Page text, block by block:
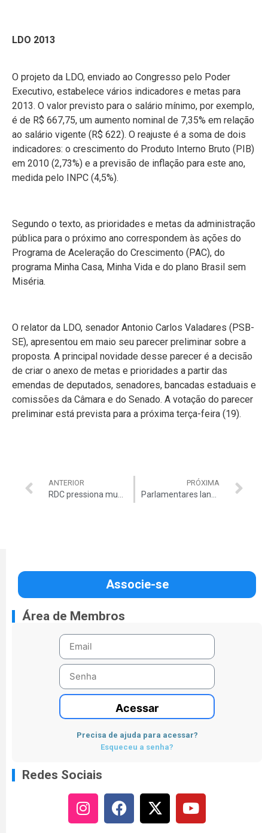
LDO 2013
O projeto da LDO, enviado ao Congresso pelo Poder
Executivo, estabelece vários indicadores e metas para
2013. O valor previsto para o salário mínimo, por exemplo,
é de R$ 667,75, um aumento nominal de 7,35% em relação
ao salário vigente (R$ 622). O reajuste é a soma de dois
indicadores: o crescimento do Produto Interno Bruto (PIB)
em 2010 (2,73%) e a previsão de inflação para este ano,
medida pelo INPC (4,5%).
Segundo o texto, as prioridades e metas da administração
pública para o próximo ano correspondem às ações do
Programa de Aceleração do Crescimento (PAC), do
programa Minha Casa, Minha Vida e do plano Brasil sem
Miséria.
O relator da LDO, senador Antonio Carlos Valadares (PSB-
SE), apresentou em maio seu parecer preliminar sobre a
proposta. A principal novidade desse parecer é a decisão
de criar o anexo de metas e prioridades a partir das
emendas de deputados, senadores, bancadas estaduais e
comissões da Câmara e do Senado. A votação do parecer
preliminar está prevista para a próxima terça-feira (19).
ANTERIOR
RDC pressiona mudanças na Lei de Licitações
PRÓXIMA
Parlamentares lançam Frente Mista para debater gestão eficiente
Associe-se
Área de Membros
Acessar
Precisa de ajuda para acessar?
Esqueceu a senha?
Redes Sociais